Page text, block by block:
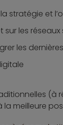
stratégie et
sur les
les
(à
meilleure